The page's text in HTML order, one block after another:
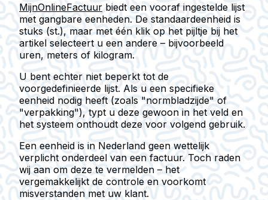
MijnOnlineFactuur biedt een vooraf ingestelde lijst
met gangbare eenheden. De standaardeenheid is
stuks (st.), maar met één klik op het pijltje bij het
artikel selecteert u een andere – bijvoorbeeld
uren, meters of kilogram.
U bent echter niet beperkt tot de
voorgedefinieerde lijst. Als u een specifieke
eenheid nodig heeft (zoals "normbladzijde" of
"verpakking"), typt u deze gewoon in het veld en
het systeem onthoudt deze voor volgend gebruik.
Een eenheid is in Nederland geen wettelijk
verplicht onderdeel van een factuur. Toch raden
wij aan om deze te vermelden – het
vergemakkelijkt de controle en voorkomt
misverstanden met uw klant.